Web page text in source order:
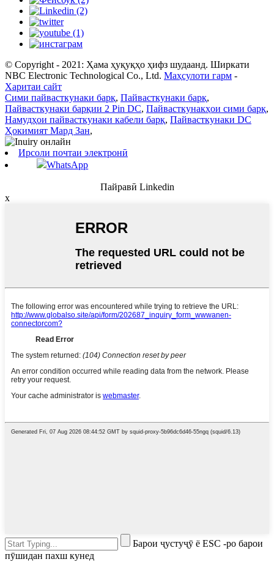
© Copyright - 2021: Ҳама ҳуқуқҳо ҳифз шудаанд. Ширкати
NBC Electronic Technological Co., Ltd. Маҳсулоти гарм -
Харитаи сайт
Сими пайвасткунаки барқ, Пайвасткунаки барқ,
Пайвасткунаки барқии 2 Pin DC, Пайвасткунакҳои сими барқ,
Намудҳои пайвасткунаки кабели барқ, Пайвасткунаки DC
Ҳокимият Мард Зан,
Ирсоли почтаи электронӣ
WhatsApp
Пайравӣ Linkedin
x
Барои ҷустуҷӯ ё ESC -ро барои
пӯшидан пахш кунед